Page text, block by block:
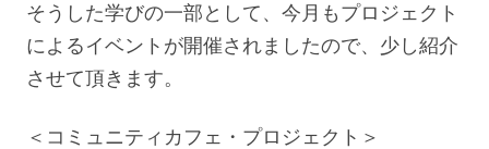
そうした学びの一部として、今月もプロジェクト
によるイベントが開催されましたので、少し紹介
させて頂きます。
＜コミュニティカフェ・プロジェクト＞